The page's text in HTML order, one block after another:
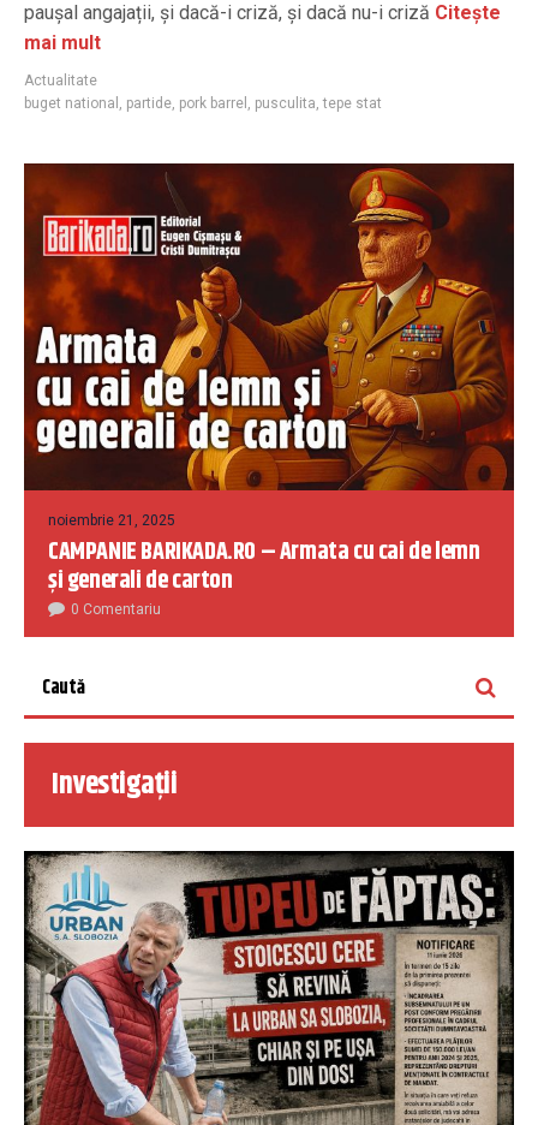
paușal angajații, și dacă-i criză, și dacă nu-i criză Citește
mai mult
Actualitate
buget national , partide, pork barrel , pusculita,tepe stat
noiembrie 21, 2025
CAMPANIE BARIKADA.RO – Armata cu cai de lemn
și generali de carton
0 Comentariu
Investigații